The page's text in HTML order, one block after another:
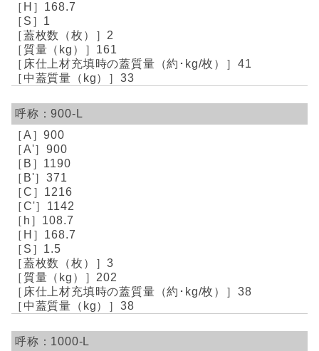
168.7
1
2
161
41
33
900-L
900
900
1190
371
1216
1142
108.7
168.7
1.5
3
202
38
38
1000-L